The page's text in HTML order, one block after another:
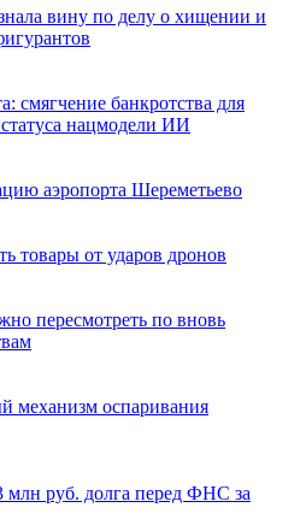
вину по делу о хищении и
смягчение банкротства для
нацмодели ИИ
аэропорта Шереметьево
товары от ударов дронов
пересмотреть по вновь
механизм оспаривания
млн руб. долга перед ФНС за